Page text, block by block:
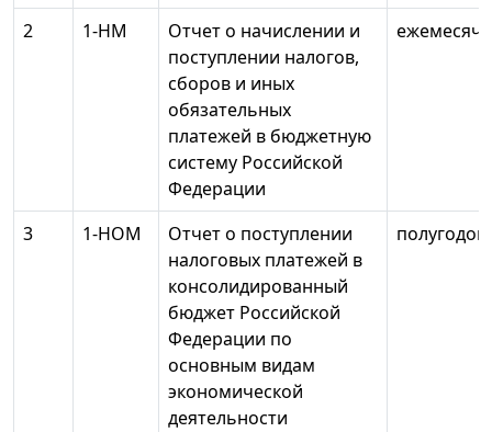
2 1-НМ
Отчет о начислении и
поступлении налогов,
сборов и иных
обязательных
платежей в бюджетную
систему Российской
Федерации
3 1-НОМ
Отчет о поступлении
налоговых платежей в
консолидированный
бюджет Российской
Федерации по
основным видам
экономической
деятельности